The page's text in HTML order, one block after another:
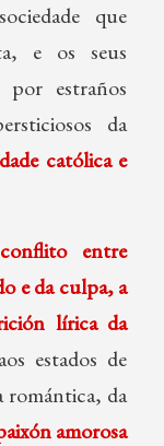
que
e os seus
por estraños
da
católica e
entre
e da culpa, a
lírica da
estados de
romántica, da
amorosa